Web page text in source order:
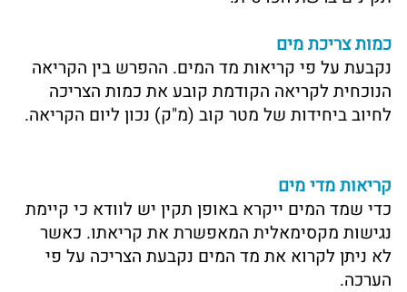
כמות צריכת מים
נקבעת על פי קריאות מד המים. ההפרש בין הקריאה
הנוכחית לקריאה הקודמת קובע את כמות הצריכה
לחיוב ביחידות של מטר קוב (מ"ק) נכון ליום הקריאה.
קריאות מדי מים
כדי שמד המים ייקרא באופן תקין יש לוודא כי קיימת
נגישות מקסימאלית המאפשרת את קריאתו. כאשר
לא ניתן לקרוא את מד המים נקבעת הצריכה על פי
הערכה.